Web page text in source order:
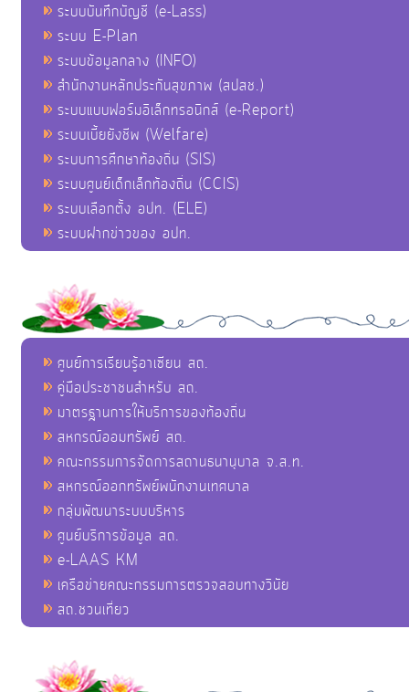
ระบบบันทึกบัญชี (e-Lass)
ระบบ E-Plan
ระบบข้อมูลกลาง (INFO)
สำนักงานหลักประกันสุขภาพ (สปสช.)
ระบบแบบฟอร์มอิเล็กทรอนิกส์ (e-Report)
ระบบเบี้ยยังชีพ (Welfare)
ระบบการศึกษาท้องถิ่น (SIS)
ระบบศูนย์เด็กเล็กท้องถิ่น (CCIS)
ระบบเลือกตั้ง อปท. (ELE)
ระบบฝากข่าวของ อปท.
ศูนย์การเรียนรู้อาเซียน สถ.
คู่มือประชาชนสำหรับ สถ.
มาตรฐานการให้บริการของท้องถิ่น
สหกรณ์ออมทรัพย์ สถ.
คณะกรรมการจัดการสถานธนานุบาล จ.ส.ท.
สหกรณ์ออกทรัพย์พนักงานเทศบาล
กลุ่มพัฒนาระบบบริหาร
ศูนย์บริการข้อมูล สถ.
e-LAAS KM
เครือข่ายคณะกรรมการตรวจสอบทางวินัย
สถ.ชวนเที่ยว